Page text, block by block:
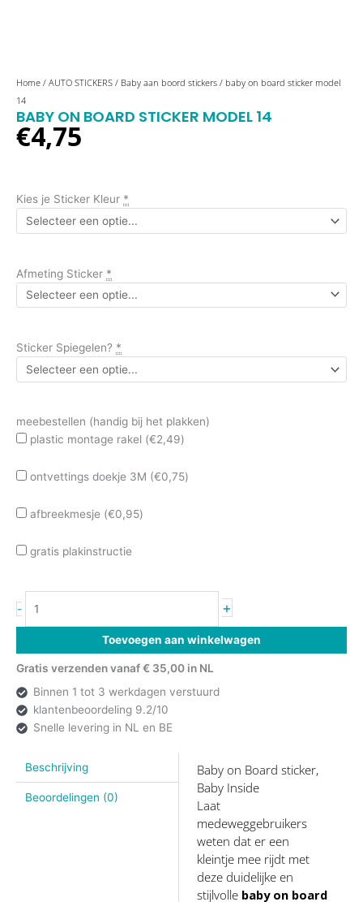
Home / AUTO STICKERS / Baby aan boord stickers / baby on board sticker model
14
BABY ON BOARD STICKER MODEL 14
€4,75
Kies je Sticker Kleur *
Afmeting Sticker *
Sticker Spiegelen? *
meebestellen (handig bij het plakken)
plastic montage rakel (€2,49)
ontvettings doekje 3M (€0,75)
afbreekmesje (€0,95)
gratis plakinstructie
-
baby
on
board
sticker
model
+
Toevoegen aan winkelwagen
Gratis verzenden vanaf € 35,00 in NL
Binnen 1 tot 3 werkdagen verstuurd
klantenbeoordeling 9.2/10
Snelle levering in NL en BE
Beschrijving
Beoordelingen (0)
Baby on Board sticker,
Baby Inside
Laat
medeweggebruikers
weten dat er een
kleintje mee rijdt met
deze duidelijke en
stijlvolle baby on board